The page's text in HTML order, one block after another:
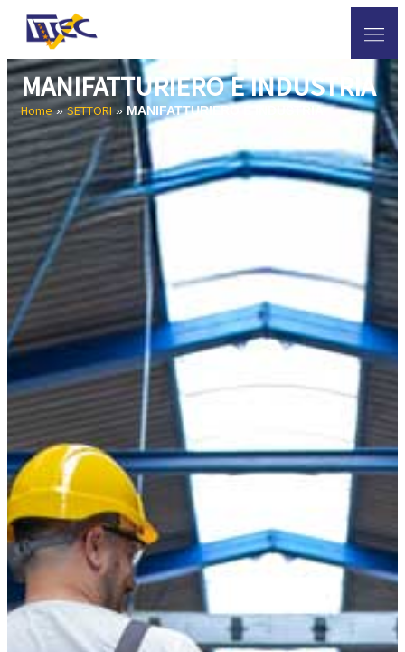
MANIFATTURIERO E INDUSTRIA
Home»SETTORI » MANIFATTURIERO E INDUSTRIA